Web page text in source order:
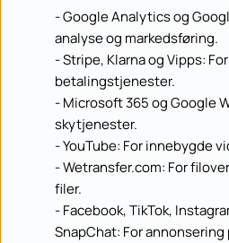
- Google Analytics og
analyse og markedsføring.
- Stripe, Klarna og Vipps: For
betalingstjenester.
- Microsoft 365 og Google
skytjenester.
- YouTube: For innebygde
- Wetransfer.com: For
filer.
- Facebook, TikTok,
SnapChat: For